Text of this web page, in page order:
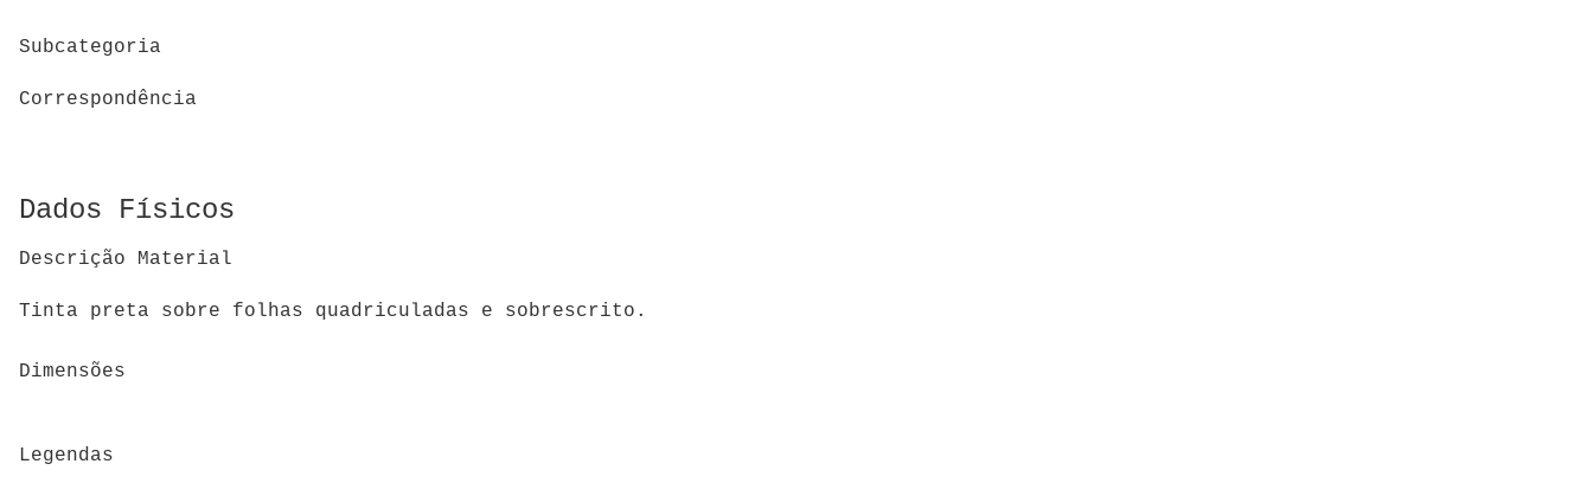
Subcategoria
Correspondência
Dados Físicos
Descrição Material
Tinta preta sobre folhas quadriculadas e sobrescrito.
Dimensões
Legendas